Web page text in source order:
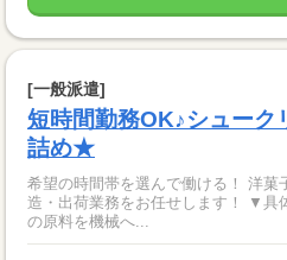
[一般派遣]
短時間勤務OK♪シューク
詰め★
希望の時間帯を選んで働ける！ 洋菓
造・出荷業務をお任せします！ ▼具体的には… ・小麦粉や砂糖など
の原料を機械へ...